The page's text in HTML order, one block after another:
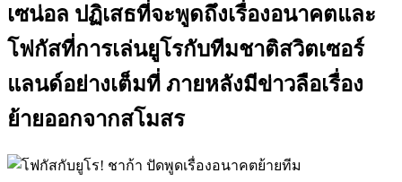
เซน่อล ปฏิเสธที่จะพูดถึงเรื่องอนาคตและ
โฟกัสที่การเล่นยูโรกับทีมชาติสวิตเซอร์
แลนด์อย่างเต็มที่ ภายหลังมีข่าวลือเรื่อง
ย้ายออกจากสโมสร